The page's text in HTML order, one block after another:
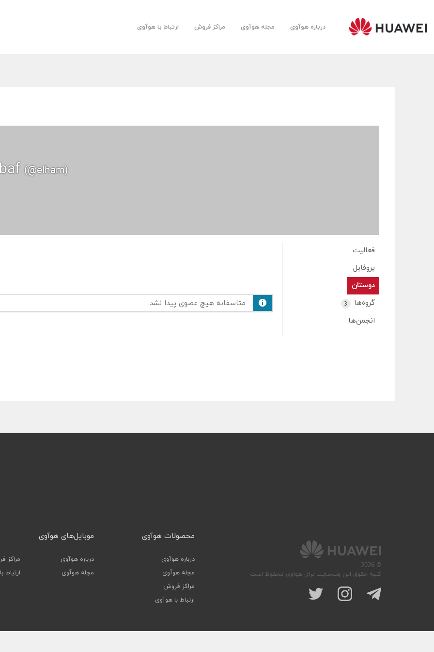
درباره هوآوی مجله هوآوی مراکز فروش ارتباط با هوآوی
(@elham)
فعالیت
پروفایل
دوستان
گروه‌ها
3
انجمن‌ها
متاسفانه هیچ عضوی پیدا نشد.
© 2026
کلیه حقوق این وب‌سایت برای هواوی محفوظ است
محصولات هوآوی
درباره هوآوی
مجله هوآوی
مراکز فروش
ارتباط با هوآوی
موبایل‌های هوآوی
درباره هوآوی
مجله هوآوی
مراکز
ارتباط